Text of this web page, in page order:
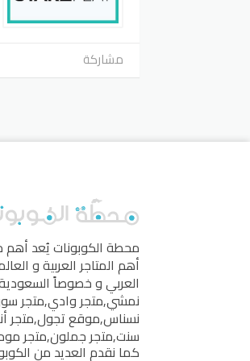
مشاركة
محطة الكوبوناتيُعد
أهم المتاجر العربية و
العربي و خصوصاً
نمشي,متجر وادي,متجر
نسناس,موقع تجول,متجر
سنت,متجر جملون,متجر
كما نقدم العديد من